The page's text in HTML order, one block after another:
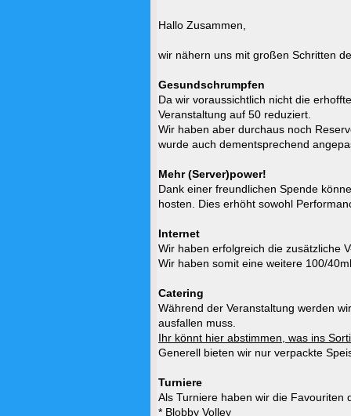
Hallo Zusammen,
wir nähern uns mit großen Schritten
Gesundschrumpfen
Da wir voraussichtlich nicht die
Veranstaltung auf 50 reduziert.
Wir haben aber durchaus noch
wurde auch dementsprechend
Mehr (Server)power!
Dank einer freundlichen Spende
hosten. Dies erhöht sowohl
Internet
Wir haben erfolgreich die zusätzliche
Wir haben somit eine weitere 100/
Catering
Während der Veranstaltung werden
ausfallen muss.
Ihr könnt hier abstimmen, was ins
Generell bieten wir nur verpackte
Turniere
Als Turniere haben wir die Favouriten
* Blobby Volley